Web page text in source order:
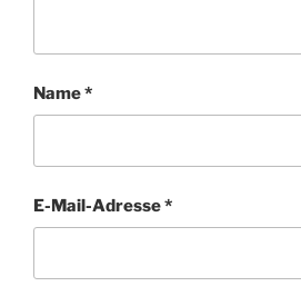
Name*
E-Mail-Adresse*